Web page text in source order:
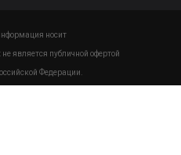
носит
является публичной офертой
Федерации.